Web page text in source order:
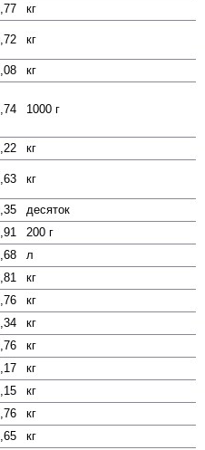
кг
кг
кг
1000 г
кг
кг
десяток
200 г
л
кг
кг
кг
кг
кг
кг
кг
кг